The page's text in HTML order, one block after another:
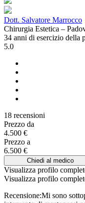
Dott. Salvatore Marrocco
Chirurgia Estetica –
34 anni di esercizio della
5.0
18 recensioni
Prezzo da
4.500 €
Prezzo a
6.500 €
Chiedi al medico
Visualizza profilo
Visualizza profilo
Recensione:Mi sono